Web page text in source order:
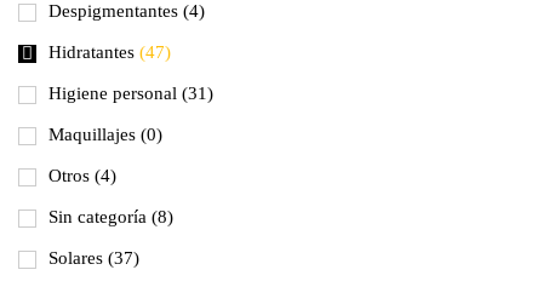
Despigmentantes (4)
Hidratantes (47)
Higiene personal (31)
Maquillajes (0)
Otros (4)
Sin categoría (8)
Solares (37)